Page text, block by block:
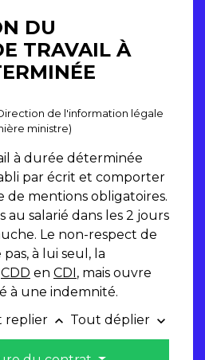
DU
TRAVAIL À
de l'information légale
ministre)
à durée déterminée
par écrit et comporter
de mentions obligatoires.
au salarié dans les 2 jours
Le non-respect de
à lui seul, la
CDD en CDI , mais ouvre
à une indemnité.
replier keyboard_arrow_up Tout déplier keyboard_arrow_down